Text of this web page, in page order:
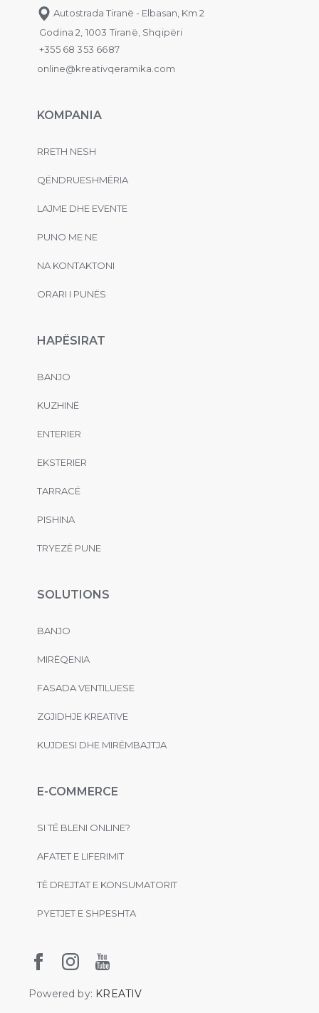
Autostrada Tiranë - Elbasan, Km 2
Godina 2, 1003 Tiranë, Shqipëri
+355 68 353 6687
online@kreativqeramika.com
KOMPANIA
RRETH NESH
QËNDRUESHMËRIA
LAJME DHE EVENTE
PUNO ME NE
NA KONTAKTONI
ORARI I PUNËS
HAPËSIRAT
BANJO
KUZHINË
ENTERIER
EKSTERIER
TARRACË
PISHINA
TRYEZË PUNE
SOLUTIONS
BANJO
MIRËQENIA
FASADA VENTILUESE
ZGJIDHJE KREATIVE
KUJDESI DHE MIRËMBAJTJA
E-COMMERCE
SI TË BLENI ONLINE?
AFATET E LIFERIMIT
TË DREJTAT E KONSUMATORIT
PYETJET E SHPESHTA
Powered by: KREATIV